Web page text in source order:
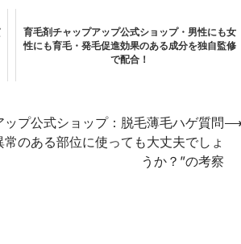
育毛剤チャップアップ公式ショップ・男性にも女
性にも育毛・発毛促進効果のある成分を独自監修
で配合！
プ公式ショップ：脱毛薄毛ハゲ質問
常のある部位に使っても大丈夫でしょ
うか？”の考察